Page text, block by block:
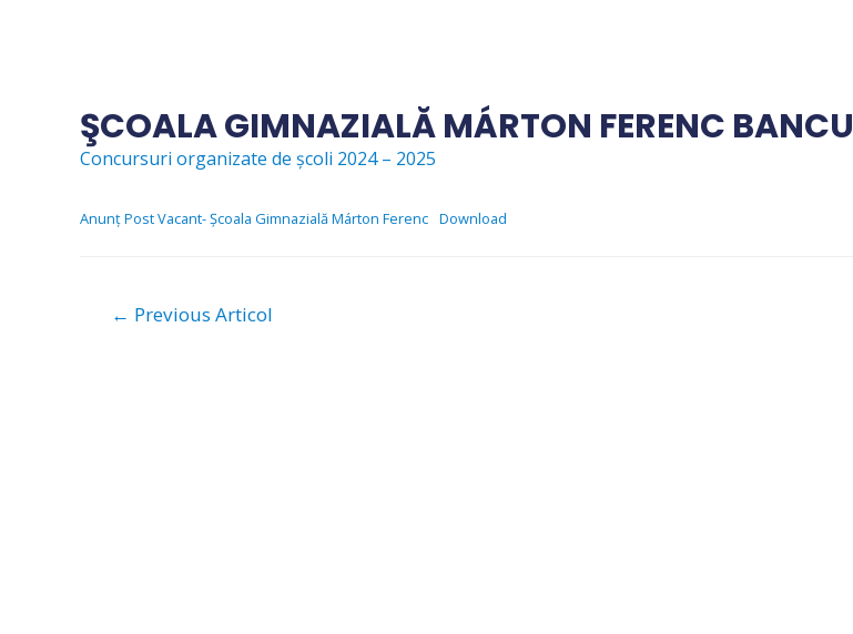
ŞCOALA GIMNAZIALĂ MÁRTON FERENC BANCU
Concursuri organizate de școli 2024 – 2025
Anunț Post Vacant- Școala Gimnazială Márton Ferenc Download
Navigare
← Previous Articol